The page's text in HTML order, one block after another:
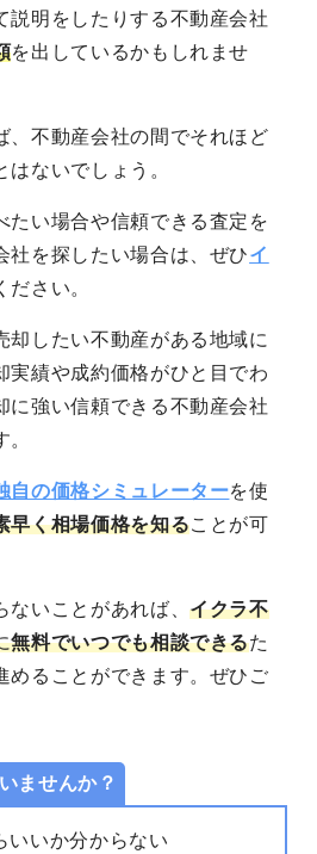
説明をしたりする不動産会社
を出しているかもしれませ
、不動産会社の間でそれほど
ないでしょう。
たい場合や信頼できる査定を
社を探したい場合は、ぜひイ
ださい。
却したい不動産がある地域に
実績や成約価格がひと目でわ
に強い信頼できる不動産会社
自の価格シミュレーターを使
早く相場価格を知ることが可
ないことがあれば、イクラ不
無料でいつでも相談できるた
ることができます。 ぜひご
ませんか？
いいか分からない